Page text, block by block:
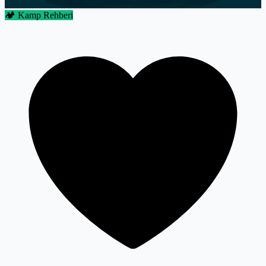
🏕️ Kamp Rehberi